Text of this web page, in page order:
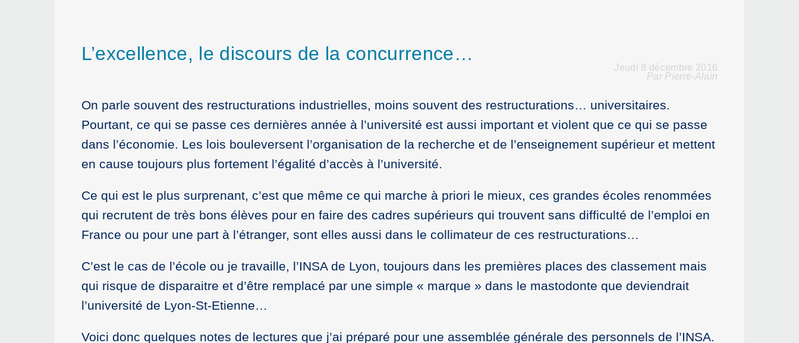
L’excellence, le discours de la concurrence…
Jeudi 8 décembre 2016
Par Pierre-Alain
On parle souvent des restructurations industrielles, moins souvent des restructurations… universitaires.
Pourtant, ce qui se passe ces dernières année à l’université est aussi important et violent que ce qui se passe
dans l’économie. Les lois bouleversent l’organisation de la recherche et de l’enseignement supérieur et mettent
en cause toujours plus fortement l’égalité d’accès à l’université.
Ce qui est le plus surprenant, c’est que même ce qui marche à priori le mieux, ces grandes écoles renommées
qui recrutent de très bons élèves pour en faire des cadres supérieurs qui trouvent sans difficulté de l’emploi en
France ou pour une part à l’étranger, sont elles aussi dans le collimateur de ces restructurations…
C’est le cas de l’école ou je travaille, l’INSA de Lyon, toujours dans les premières places des classement mais
qui risque de disparaitre et d’être remplacé par une simple « marque » dans le mastodonte que deviendrait
l’université de Lyon-St-Etienne…
Voici donc quelques notes de lectures que j’ai préparé pour une assemblée générale des personnels de l’INSA.